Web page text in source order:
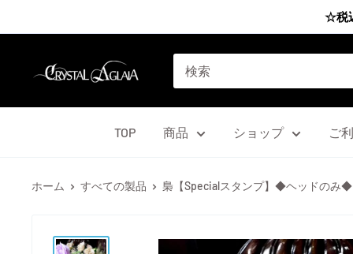
ン
☆税
Agrize
TOP 商品 ショップ ご
ホーム すべての製品 梟【Specialスタンプ】◆ヘッドのみ◆